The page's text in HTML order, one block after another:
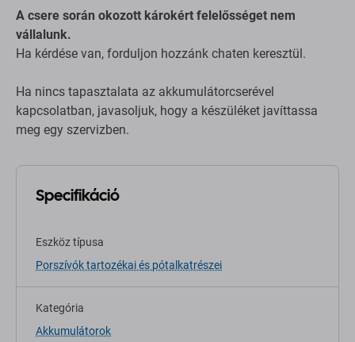
A csere során okozott károkért felelősséget nem
vállalunk.
Ha kérdése van, forduljon hozzánk chaten keresztül.
Ha nincs tapasztalata az akkumulátorcserével
kapcsolatban, javasoljuk, hogy a készüléket javíttassa
meg egy szervizben.
Specifikáció
Eszköz típusa
Porszívók tartozékai és pótalkatrészei
Kategória
Akkumulátorok